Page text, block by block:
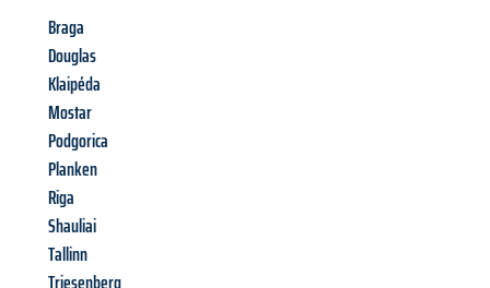
Braga
Douglas
Klaipéda
Mostar
Podgorica
Planken
Riga
Shauliai
Tallinn